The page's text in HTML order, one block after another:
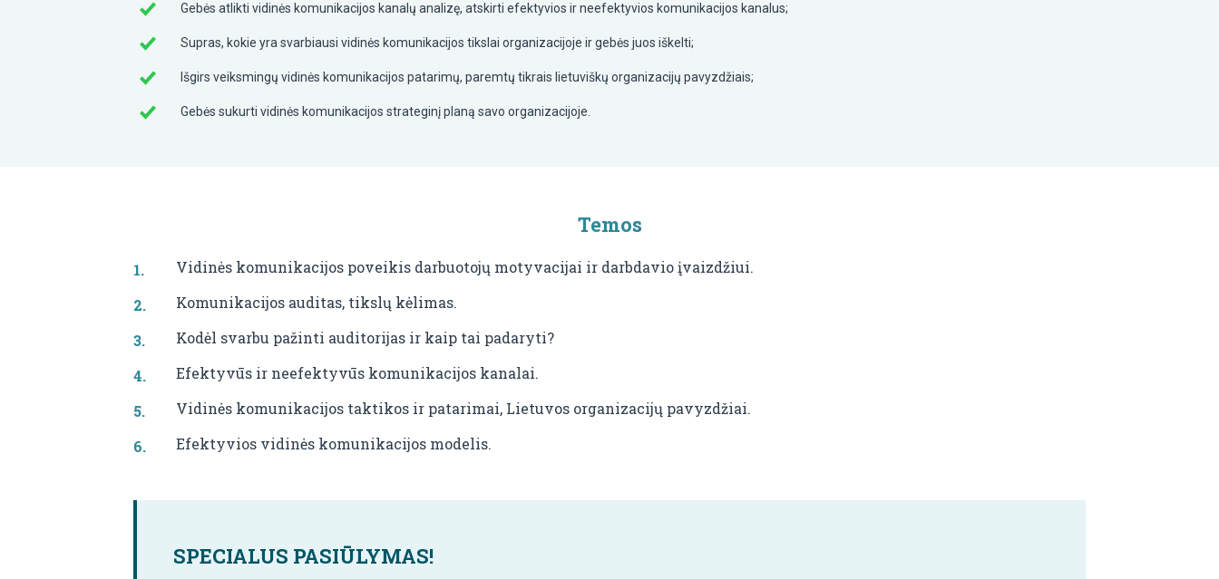
Gebės atlikti vidinės komunikacijos kanalų analizę, atskirti efektyvios ir neefektyvios komunikacijos kanalus;
Supras, kokie yra svarbiausi vidinės komunikacijos tikslai organizacijoje ir gebės juos iškelti;
Išgirs veiksmingų vidinės komunikacijos patarimų, paremtų tikrais lietuviškų organizacijų pavyzdžiais;
Gebės sukurti vidinės komunikacijos strateginį planą savo organizacijoje.
Temos
Vidinės komunikacijos poveikis darbuotojų motyvacijai ir darbdavio įvaizdžiui.
Komunikacijos auditas, tikslų kėlimas.
Kodėl svarbu pažinti auditorijas ir kaip tai padaryti?
Efektyvūs ir neefektyvūs komunikacijos kanalai.
Vidinės komunikacijos taktikos ir patarimai, Lietuvos organizacijų pavyzdžiai.
Efektyvios vidinės komunikacijos modelis.
SPECIALUS PASIŪLYMAS!